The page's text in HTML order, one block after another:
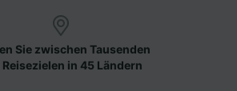
Sie zwischen Tausenden
in 45 Ländern